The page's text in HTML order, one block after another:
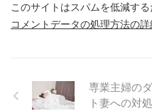
このサイトはスパムを低減す
コメントデータの処理方法の
専業主婦の
ト妻への対